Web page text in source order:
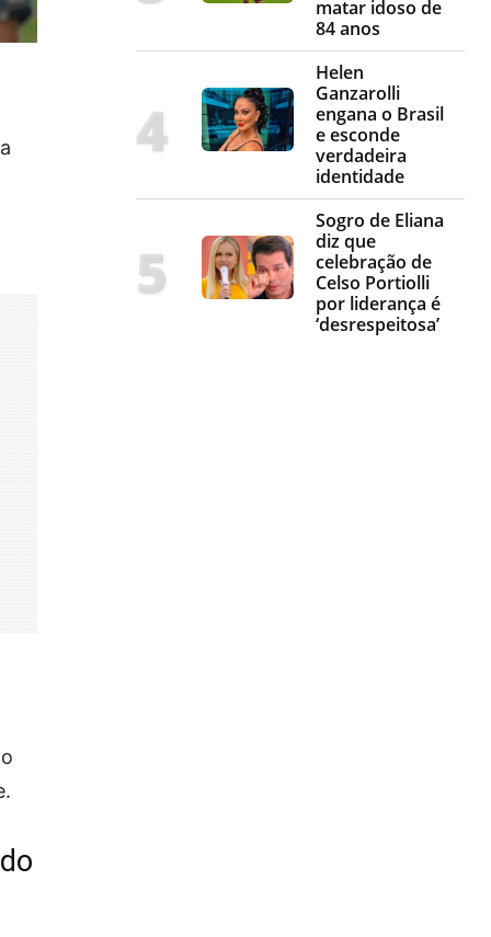
matar idoso de
84 anos
Helen
Ganzarolli
engana o Brasil
e esconde
verdadeira
identidade
Sogro de Eliana
diz que
celebração de
Celso Portiolli
por liderança é
‘desrespeitosa’